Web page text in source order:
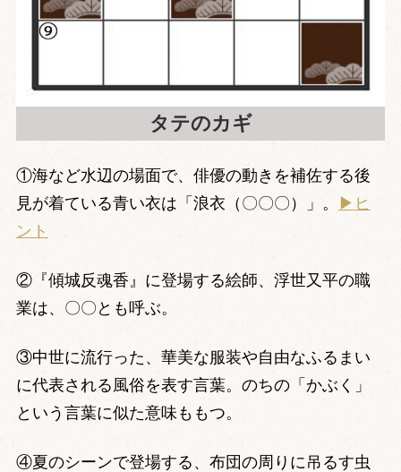
タテのカギ
①海など水辺の場面で、俳優の動きを補佐する後
見が着ている青い衣は「浪衣（〇〇〇）」。
▶ヒ
ント
②『傾城反魂香』に登場する絵師、浮世又平の職
業は、〇〇とも呼ぶ。
③中世に流行った、華美な服装や自由なふるまい
に代表される風俗を表す言葉。のちの「かぶく」
という言葉に似た意味ももつ。
④夏のシーンで登場する、布団の周りに吊るす虫